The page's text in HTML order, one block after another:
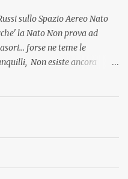
sullo Spazio Aereo Nato
la Nato Non prova ad
forse ne teme le
Non esiste ancora
"False Flag", per provocare
da menti sane, potrebbe